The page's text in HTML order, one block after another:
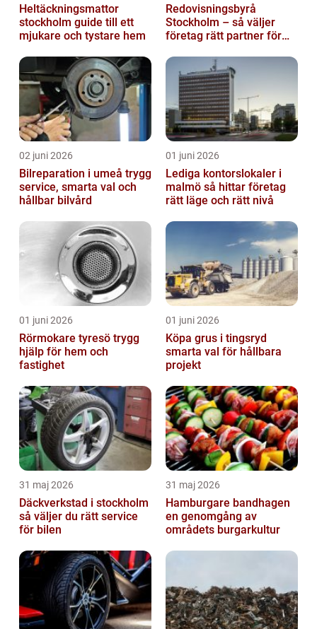
Heltäckningsmattor
stockholm guide till ett
mjukare och tystare hem
Redovisningsbyrå
Stockholm – så väljer
företag rätt partner för
02 juni 2026
Bilreparation i umeå trygg
service, smarta val och
hållbar bilvård
01 juni 2026
Lediga kontorslokaler i
malmö så hittar företag
rätt läge och rätt nivå
01 juni 2026
Rörmokare tyresö trygg
hjälp för hem och
fastighet
01 juni 2026
Köpa grus i tingsryd
smarta val för hållbara
projekt
31 maj 2026
Däckverkstad i stockholm
så väljer du rätt service
för bilen
31 maj 2026
Hamburgare bandhagen
en genomgång av
områdets burgarkultur